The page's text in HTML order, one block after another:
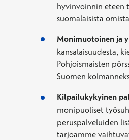
hyvinvoinnin eteen
suomalaisista
Monimuotoinen ja
kansalaisuudesta,
Pohjoismaisten
Suomen
Kilpailukykyinen
monipuoliset
peruspalveluiden
tarjoamme